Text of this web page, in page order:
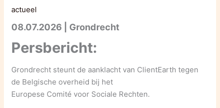
actueel
08.07.2026 | Grondrecht
Persbericht:
Grondrecht steunt de aanklacht van ClientEarth tegen
de Belgische overheid bij het
Europese Comité voor Sociale Rechten.